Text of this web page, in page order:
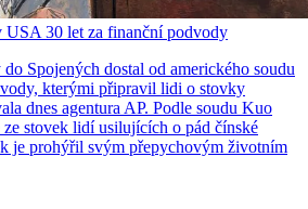
USA 30 let za finanční podvody
Spojených dostal od amerického soudu
kterými připravil lidi o stovky
dnes agentura AP. Podle soudu Kuo
stovek lidí usilujících o pád čínské
je prohýřil svým přepychovým životním